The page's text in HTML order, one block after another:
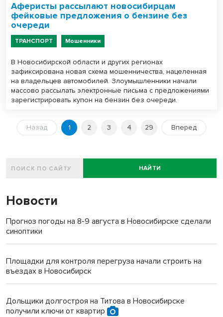
Аферисты рассылают новосибирцам
фейковые предложения о бензине без
очереди
ТРАНСПОРТ Мошенники
В Новосибирской области и других регионах
зафиксирована новая схема мошенничества, нацеленная
на владельцев автомобилей. Злоумышленники начали
массово рассылать электронные письма с предложениями
зарегистрировать купон на бензин без очереди.
Назад 1 2 3 4 29 Вперед
НАЙТИ
Новости
Прогноз погоды на 8-9 августа в Новосибирске сделали
синоптики
Площадки для контроля перегруза начали строить на
въездах в Новосибирск
Дольщики долгостроя на Титова в Новосибирске
получили ключи от квартир